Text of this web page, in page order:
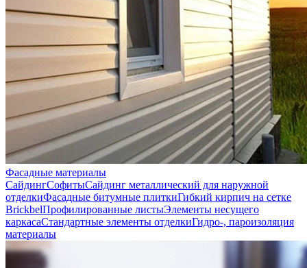
Фасадные материалы
СайдингСофитыСайдинг металлический для наружной
отделкиФасадные битумные плиткиГибкий кирпич на сетке
BrickbelПрофилированные листыЭлементы несущего
каркасаСтандартные элементы отделкиГидро-, пароизоляция
материалы